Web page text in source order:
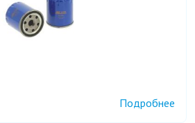
Подробнее